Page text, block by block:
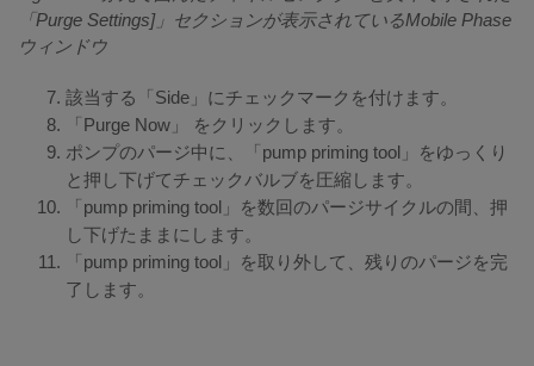
「Purge Settings]」セクションが表示されているMobile Phase
ウィンドウ
該当する「Side」にチェックマークを付けます。
「Purge Now」 をクリックします。
ポンプのパージ中に、「pump priming tool」をゆっくり
と押し下げてチェックバルブを圧縮します。
「pump priming tool」を数回のパージサイクルの間、押
し下げたままにします。
「pump priming tool」を取り外して、残りのパージを完
了します。